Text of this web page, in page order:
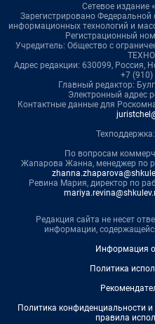
Сетевое издание
Зарегистрировано Федеральной
информационных технологий и
Регистрационный
Учредитель: Общество с
Адрес редакции: 630099, Россия,
+7 (910)
Главный редактор:
Электронный адрес
Контактные данные для
Техподдержка:
По вопросам
Жапарова Жанна, менеджер по
Ревина Мария, директор по
Редакция сайта не несет
информации,
Информация
Политика
Политика конфиденциальности
правила